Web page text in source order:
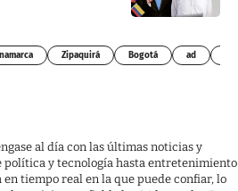
Zipaquirá Bogotá ad
al día con las últimas noticias y
política y tecnología hasta entretenimiento
tiempo real en la que puede confiar, lo